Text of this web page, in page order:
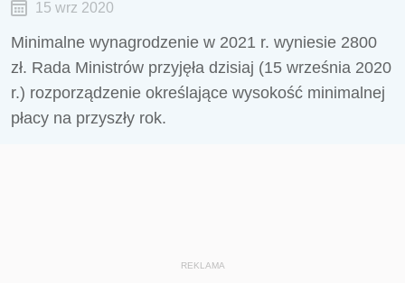
15 wrz 2020
Minimalne wynagrodzenie w 2021 r. wyniesie 2800
zł. Rada Ministrów przyjęła dzisiaj (15 września 2020
r.) rozporządzenie określające wysokość minimalnej
płacy na przyszły rok.
REKLAMA